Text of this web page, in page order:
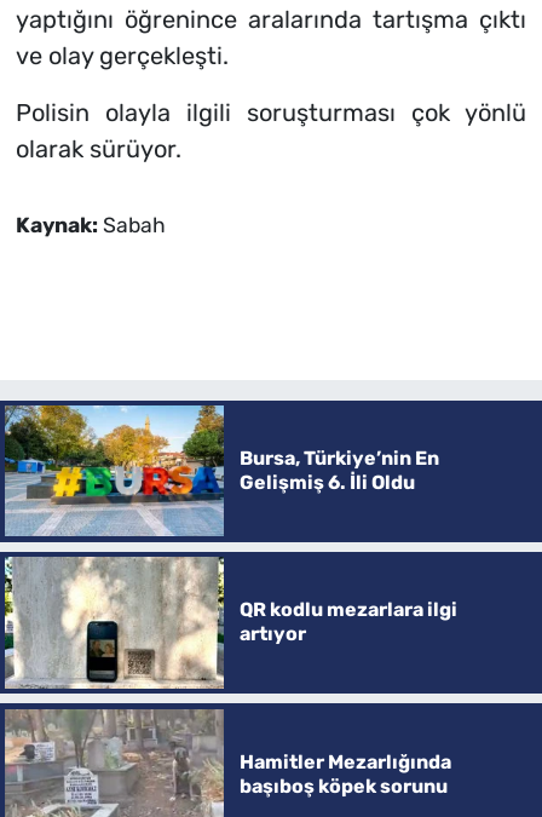
yaptığını öğrenince aralarında tartışma çıktı
ve olay gerçekleşti.
Polisin olayla ilgili soruşturması çok yönlü
olarak sürüyor.
Kaynak: Sabah
Bursa, Türkiye’nin En
Gelişmiş 6. İli Oldu
QR kodlu mezarlara ilgi
artıyor
Hamitler Mezarlığında
başıboş köpek sorunu